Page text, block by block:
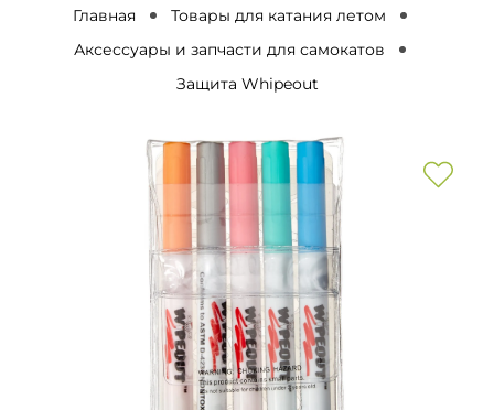
Главная
Товары для катания летом
Аксессуары и запчасти для самокатов
Защита Whipeout